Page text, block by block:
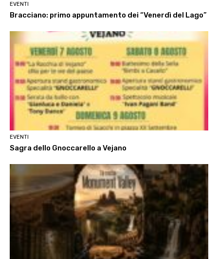
EVENTI
Bracciano: primo appuntamento dei “Venerdì del Lago”
EVENTI
Sagra dello Gnoccarello a Vejano